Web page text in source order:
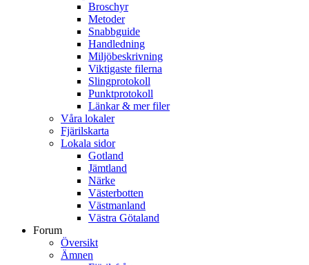
Broschyr
Metoder
Snabbguide
Handledning
Miljöbeskrivning
Viktigaste filerna
Slingprotokoll
Punktprotokoll
Länkar & mer filer
Våra lokaler
Fjärilskarta
Lokala sidor
Gotland
Jämtland
Närke
Västerbotten
Västmanland
Västra Götaland
Forum
Översikt
Ämnen